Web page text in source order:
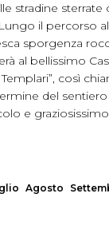
stradine
il percorso
sporgenza
al bellissimo
così
del
e
Agosto